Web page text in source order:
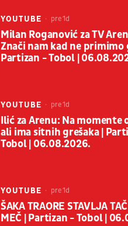
YOUTUBE pre 1d
Milan Roganović za TV
Znači nam kad ne primimo
Partizan - Tobol |
YOUTUBE pre 1d
Ilić za Arenu: Na momente
ali ima sitnih grešaka |
Tobol | 06.08.2026.
YOUTUBE pre 1d
ŠAKA TRAORE STAVLJA
MEČ | Partizan - Tobol |